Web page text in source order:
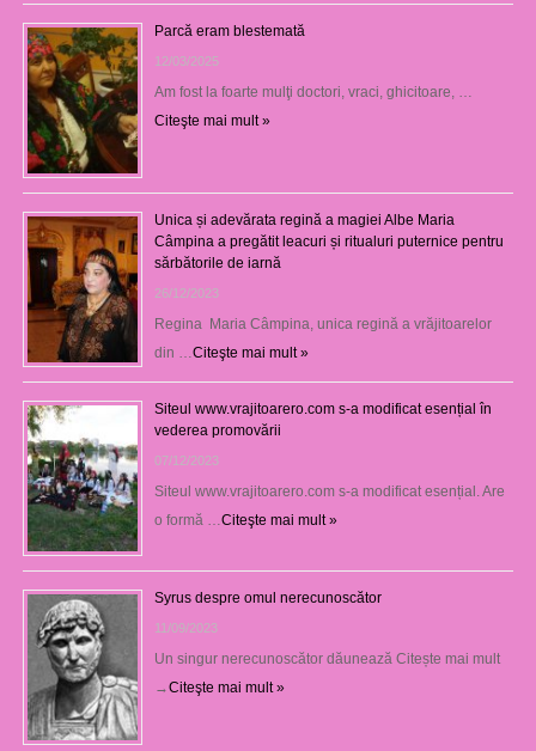
Parcă eram blestemată
12/03/2025
Am fost la foarte mulţi doctori, vraci, ghicitoare, …
Citeşte mai mult »
Unica și adevărata regină a magiei Albe Maria
Câmpina a pregătit leacuri și ritualuri puternice pentru
sărbătorile de iarnă
26/12/2023
Regina Maria Câmpina, unica regină a vrăjitoarelor
din … Citeşte mai mult »
Siteul www.vrajitoarero.com s-a modificat esențial în
vederea promovării
07/12/2023
Siteul www.vrajitoarero.com s-a modificat esențial. Are
o formă … Citeşte mai mult »
Syrus despre omul nerecunoscător
11/09/2023
Un singur nerecunoscător dăunează Citește mai mult
→Citeşte mai mult »